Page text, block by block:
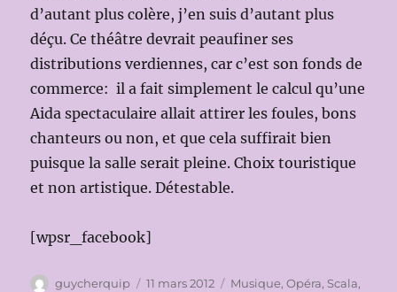
d’autant plus colère, j’en suis d’autant plus
déçu. Ce théâtre devrait peaufiner ses
distributions verdiennes, car c’est son fonds de
commerce: il a fait simplement le calcul qu’une
Aida spectaculaire allait attirer les foules, bons
chanteurs ou non, et que cela suffirait bien
puisque la salle serait pleine. Choix touristique
et non artistique. Détestable.
[wpsr_facebook]
Auteur
guycherquip
Publié
11 mars 2012 Catégories
Musique,Opéra, Scala,